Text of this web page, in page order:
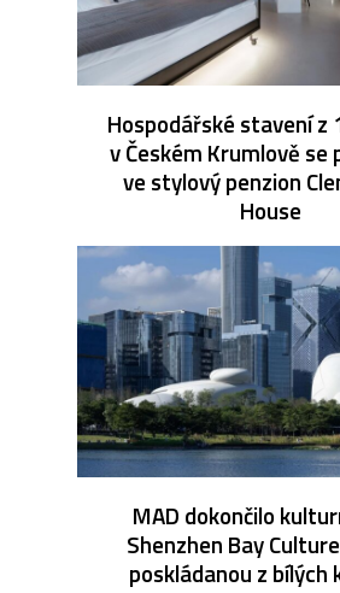
Hospodářské stavení
v Českém Krumlově se
ve stylový penzion
House
MAD dokončilo
Shenzhen Bay
poskládanou z bílých